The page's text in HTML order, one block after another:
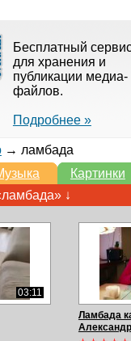
Бесплатный
для хранения и
публикации медиа-
файлов.
Подробнее »
→ ламбада
Картинки
↓
03:11
Ламбада